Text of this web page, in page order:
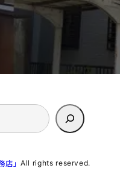
店」All rights reserved.